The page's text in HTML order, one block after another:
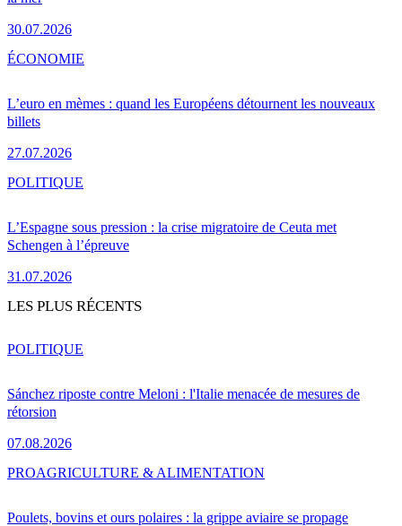
30.07.2026
L’euro en mèmes : quand les Européens détournent les nouveaux
billets
27.07.2026
ÉCONOMIE
L’Espagne sous pression : la crise migratoire de Ceuta met
Schengen à l’épreuve
31.07.2026
POLITIQUE
LES PLUS RÉCENTS
Sánchez riposte contre Meloni : l'Italie menacée de mesures de
rétorsion
07.08.2026
POLITIQUE
Poulets, bovins et ours polaires : la grippe aviaire se propage
PROAGRICULTURE & ALIMENTATION